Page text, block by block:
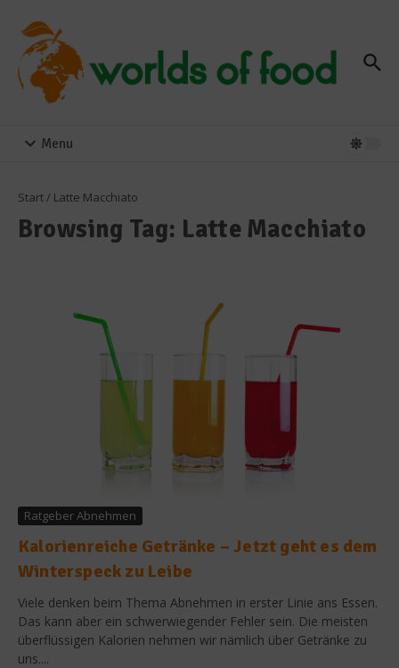
Menu
Start/ Latte Macchiato
Browsing Tag: Latte Macchiato
Ratgeber Abnehmen
Kalorienreiche Getränke – Jetzt geht es dem
Winterspeck zu Leibe
Viele denken beim Thema Abnehmen in erster Linie ans Essen.
Das kann aber ein schwerwiegender Fehler sein. Die meisten
überflüssigen Kalorien nehmen wir nämlich über Getränke zu
uns....